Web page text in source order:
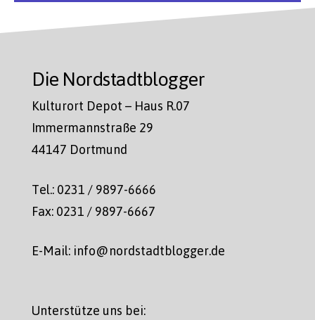
Die Nordstadtblogger
Kulturort Depot – Haus R.07
Immermannstraße 29
44147 Dortmund
Tel.: 0231 / 9897-6666
Fax: 0231 / 9897-6667
E-Mail: info@nordstadtblogger.de
Unterstütze uns bei: